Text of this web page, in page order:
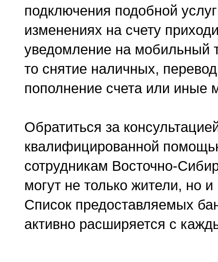
подключения подобной
изменениях на счету
уведомление на мобильный
то снятие наличных,
пополнение счета или иные
Обратиться за
квалифицированной
сотрудникам Восточно-
могут не только жители, но и
Список предоставляемых
активно расширяется с